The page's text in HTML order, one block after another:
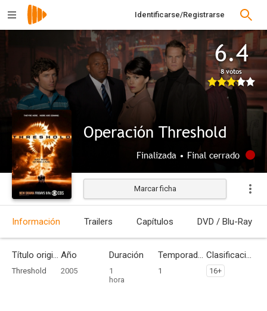
Identificarse/Registrarse
6.4
8 votos
Operación Threshold
Finalizada • Final cerrado
Marcar ficha
Información Trailers Capítulos DVD / Blu-Ray
Título original
Threshold
Año
2005
Duración
1
hora
Temporadas
1
Clasificación por edades
16+